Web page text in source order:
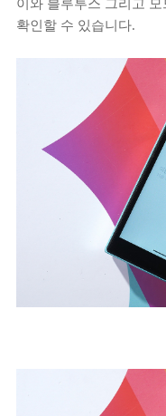
이와 블루투스 그리고
확인할 수 있습니다.